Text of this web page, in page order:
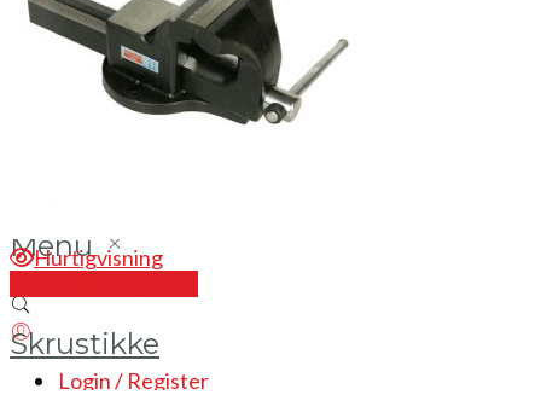
Login / Register
Menu
Login / Register
Hurtigvisning
Skrustikke